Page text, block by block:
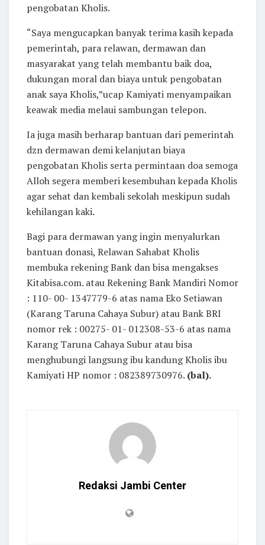
pengobatan Kholis.
“Saya mengucapkan banyak terima kasih kepada
pemerintah, para relawan, dermawan dan
masyarakat yang telah membantu baik doa,
dukungan moral dan biaya untuk pengobatan
anak saya Kholis,”ucap Kamiyati menyampaikan
keawak media melaui sambungan telepon.
Ia juga masih berharap bantuan dari pemerintah
dzn dermawan demi kelanjutan biaya
pengobatan Kholis serta permintaan doa semoga
Alloh segera memberi kesembuhan kepada Kholis
agar sehat dan kembali sekolah meskipun sudah
kehilangan kaki.
Bagi para dermawan yang ingin menyalurkan
bantuan donasi, Relawan Sahabat Kholis
membuka rekening Bank dan bisa mengakses
Kitabisa.com. atau Rekening Bank Mandiri Nomor
: 110- 00- 1347779-6 atas nama Eko Setiawan
(Karang Taruna Cahaya Subur) atau Bank BRI
nomor rek : 00275- 01- 012308-53-6 atas nama
Karang Taruna Cahaya Subur atau bisa
menghubungi langsung ibu kandung Kholis ibu
Kamiyati HP nomor : 082389730976. (bal).
Redaksi Jambi Center